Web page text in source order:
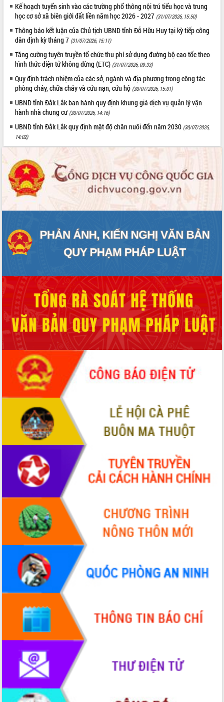
THỐNG KÊ TRUY CẬP
Hôm nay:
Tất cả: 66079830
Kế hoạch tuyển sinh vào các trường phổ thông nội trú tiểu học và trung
học cơ sở xã biên giới đất liền năm học 2026 - 2027 (31/07/2026, 15:50)
Thông báo kết luận của Chủ tịch UBND tỉnh Đỗ Hữu Huy tại kỳ tiếp công
dân định kỳ tháng 7 (31/07/2026, 15:11)
Tăng cường tuyên truyền tổ chức thu phí sử dụng đường bộ cao tốc theo
hình thức điện tử không dừng (ETC) (31/07/2026, 09:33)
Quy định trách nhiệm của các sở, ngành và địa phương trong công tác
phòng cháy, chữa cháy và cứu nạn, cứu hộ (30/07/2026, 15:01)
UBND tỉnh Đắk Lắk ban hành quy định khung giá dịch vụ quản lý vận
hành nhà chung cư (30/07/2026, 14:16)
UBND tỉnh Đắk Lắk quy định mật độ chăn nuôi đến năm 2030 (30/07/2026,
14:02)